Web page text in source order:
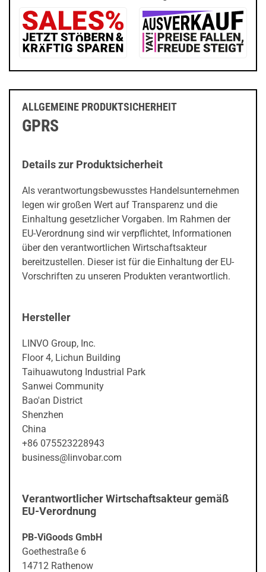
ALLGEMEINE PRODUKTSICHERHEIT
GPRS
Details zur Produktsicherheit
Als verantwortungsbewusstes Handelsunternehmen
legen wir großen Wert auf Transparenz und die
Einhaltung gesetzlicher Vorgaben. Im Rahmen der
EU-Verordnung sind wir verpflichtet, Informationen
über den verantwortlichen Wirtschaftsakteur
bereitzustellen. Dieser ist für die Einhaltung der EU-
Vorschriften zu unseren Produkten verantwortlich.
Hersteller
LINVO Group, Inc.
Floor 4, Lichun Building
Taihuawutong Industrial Park
Sanwei Community
Bao'an District
Shenzhen
China
+86 075523228943
business@linvobar.com
Verantwortlicher Wirtschaftsakteur gemäß
EU-Verordnung
PB-ViGoods GmbH
Goethestraße 6
14712 Rathenow